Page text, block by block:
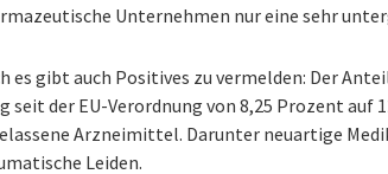
Unternehmen nur eine sehr
es gibt auch Positives zu vermelden: Der
seit der EU-Verordnung von 8,25 Prozent auf
Arzneimittel. Darunter neuartige
Leiden.